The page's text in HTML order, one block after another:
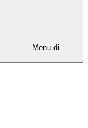
Menu di